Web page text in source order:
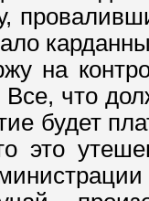
на
что
будет
это